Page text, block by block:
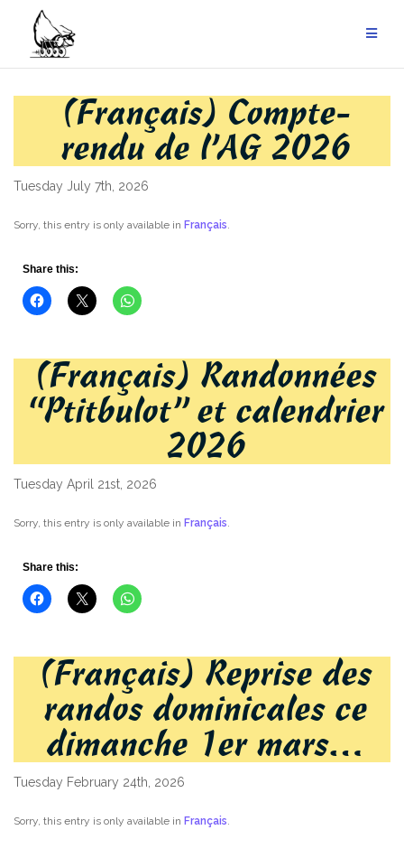
content
(Français) Compte-
rendu de l’AG 2026
Tuesday July 7th, 2026
Sorry, this entry is only available in Français.
Share this:
(Français) Randonnées
“Ptitbulot” et calendrier
2026
Tuesday April 21st, 2026
Sorry, this entry is only available in Français.
Share this:
(Français) Reprise des
randos dominicales ce
dimanche 1er mars…
Tuesday February 24th, 2026
Sorry, this entry is only available in Français.